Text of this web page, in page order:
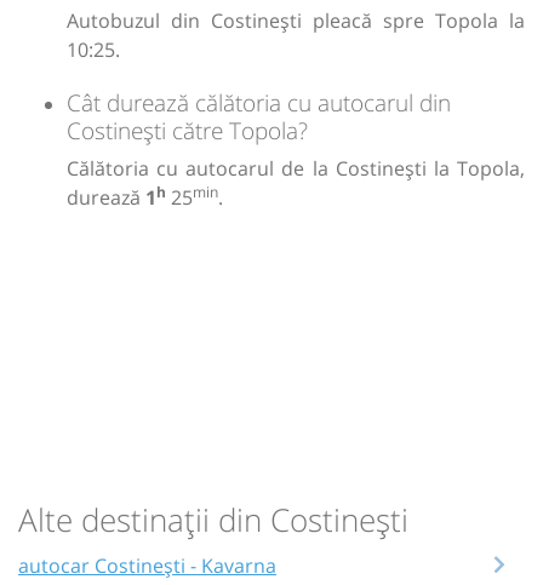
Autobuzul din Costinești pleacă spre Topola la
10:25.
Cât durează călătoria cu autocarul din
Costinești către Topola?
Călătoria cu autocarul de la Costinești la Topola,
durează 1h 25min.
Alte destinații din Costinești
autocar Costinești - Kavarna